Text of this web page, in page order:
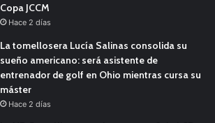
Copa JCCM
Hace 2 días
La tomellosera Lucía Salinas consolida su
sueño americano: será asistente de
entrenador de golf en Ohio mientras cursa su
máster
Hace 2 días